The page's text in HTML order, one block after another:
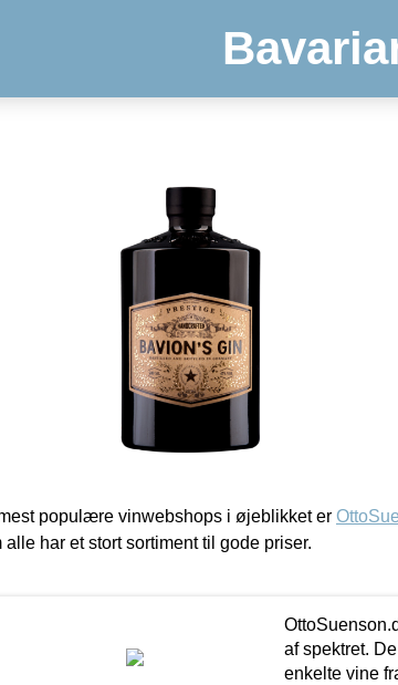
populære vinwebshops i øjeblikket er
alle har et stort sortiment til gode priser.
af spektret.
enkelte vine